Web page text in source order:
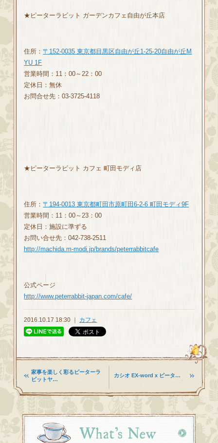
★ピーターラビット ガーデンカフェ自由が丘本店
住所：〒152-0035 東京都目黒区自由が丘1-25-20自由が丘M
YU 1F
営業時間：11：00～22：00
定休日：無休
お問合せ先：03-3725-4118
★ピーターラビット カフェ 町田モディ店
住所：〒194-0013 東京都町田市原町田6-2-6 町田モディ9F
営業時間：11：00～23：00
定休日：施設に準ずる
お問い合せ先：042-738-2511
http://machida.m-modi.jp/brands/peterrabbitcafe
公式ページ
http://www.peterrabbit-japan.com/cafe/
2016.10.17 18:30 ｜ カフェ
家事を楽しく彩るピーターラ
ビットヤ…
カシオ EX-word x ピータ…